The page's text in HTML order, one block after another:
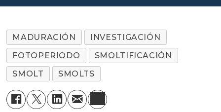
MADURACIÓN
INVESTIGACIÓN
FOTOPERIODO
SMOLTIFICACIÓN
SMOLT
SMOLTS